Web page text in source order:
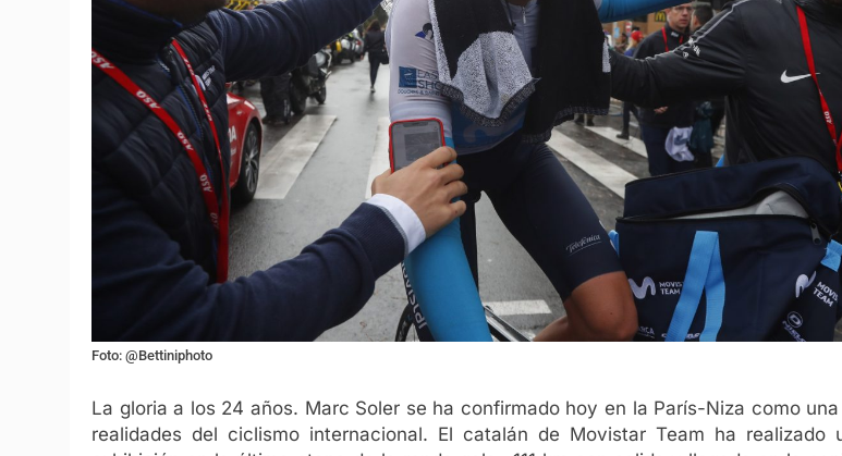
Foto: @Bettiniphoto
La gloria a los 24 años. Marc Soler se ha confirmado hoy en la París-Niza como
realidades del ciclismo internacional. El catalán de Movistar Team ha realizado